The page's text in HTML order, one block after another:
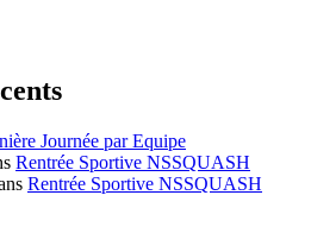
Journée par Equipe
Rentrée Sportive NSSQUASH
Rentrée Sportive NSSQUASH